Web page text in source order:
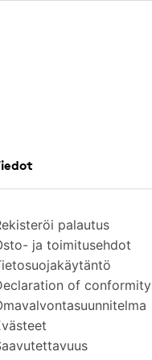
palautus
ja toimitusehdot
of conformity